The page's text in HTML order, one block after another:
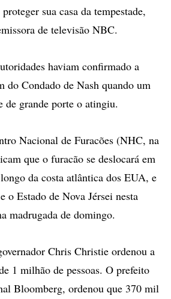
sua casa da tempestade,
de televisão NBC.
haviam confirmado a
do Condado de Nash quando um
de grande porte o atingiu.
Nacional de Furacões (NHC, na
que o furacão se deslocará em
da costa atlântica dos EUA, e
o Estado de Nova Jérsei nesta
madrugada de domingo.
Chris Christie ordenou a
1 milhão de pessoas. O prefeito
Bloomberg, ordenou que 370 mil